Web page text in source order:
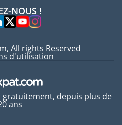
NOUS !
gratuitement, depuis plus de
ans
All rights Reserved
d'utilisation